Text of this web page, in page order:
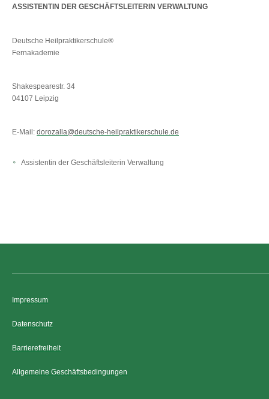
ASSISTENTIN DER GESCHÄFTSLEITERIN VERWALTUNG
Deutsche Heilpraktikerschule®
Fernakademie
Shakespearestr. 34
04107 Leipzig
E-Mail: dorozalla@deutsche-heilpraktikerschule.de
Assistentin der Geschäftsleiterin Verwaltung
Impressum
Datenschutz
Barrierefreiheit
Allgemeine Geschäftsbedingungen